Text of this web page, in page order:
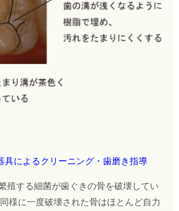
具によるクリーニング・歯磨き指導
殖する細菌が歯ぐきの骨を破壊してい
様に一度破壊された骨はほとんど自力